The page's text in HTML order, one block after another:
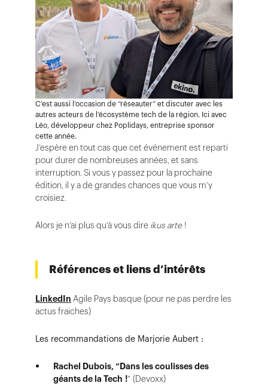
C’est aussi l’occasion de “réseauter” et discuter avec les
autres acteurs de l’écosystème tech de la région. Ici avec
Léo, développeur chez Poplidays, entreprise sponsor
cette année.
J’espère en tout cas que cet événement est reparti
pour durer de nombreuses années, et sans
interruption. Si vous y passez pour la prochaine
édition, il y a de grandes chances que vous m’y
croisiez.
Alors je n’ai plus qu’à vous dire ikus arte!
Références et liens d’intérêts
LinkedIn Agile Pays basque (pour ne pas perdre les
actus fraiches)
Les recommandations de Marjorie Aubert :
Rachel Dubois, “Dans les coulisses des
géants de la Tech !” (Devoxx)